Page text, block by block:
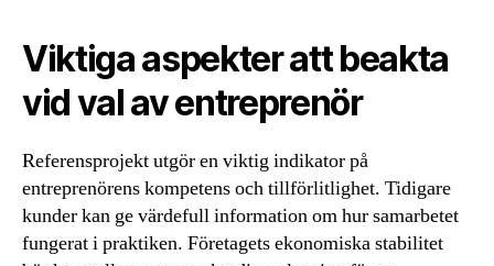
Viktiga aspekter att beakta
vid val av entreprenör
Referensprojekt utgör en viktig indikator på
entreprenörens kompetens och tillförlitlighet. Tidigare
kunder kan ge värdefull information om hur samarbetet
fungerat i praktiken. Företagets ekonomiska stabilitet